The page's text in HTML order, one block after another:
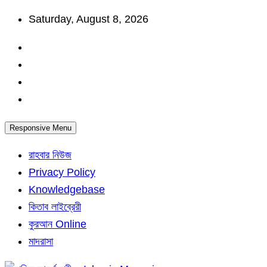
Skip
content
Saturday, August 8, 2026
Responsive Menu
রাহবার নিউজ
Privacy Policy
Knowledgebase
কিতাব লাইব্রেরী
কুরআন Online
মাদরাসা